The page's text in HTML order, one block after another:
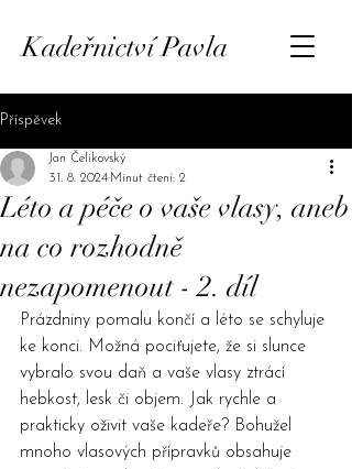
Kadeřnictví Pavla
Příspěvek
Léto a péče o vaše vlasy, aneb
na co rozhodně
nezapomenout - 2. díl
Jan Čelikovský
31. 8. 2024 Minut čtení: 2
Prázdniny pomalu končí a léto se schyluje
ke konci. Možná pociťujete, že si slunce
vybralo svou daň a vaše vlasy ztrácí
hebkost, lesk či objem. Jak rychle a
prakticky oživit vaše kadeře? Bohužel
mnoho vlasových přípravků obsahuje